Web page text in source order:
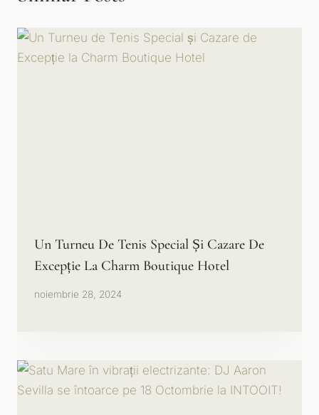
Un Turneu De Tenis Special Și Cazare De
Excepție La Charm Boutique Hotel
noiembrie 28, 2024